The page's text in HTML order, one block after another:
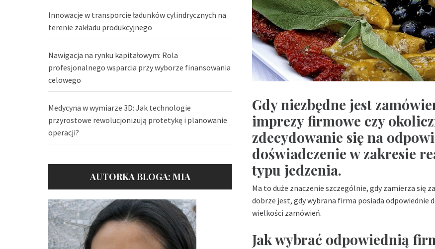
Gdy niezbędne jest
imprezy firmowe czy
zdecydowanie się na
doświadczenie w zakresie
typu jedzenia.
Ma to duże znaczenie szczególnie, gdy zamierza się
dobrze jest, gdy wybrana firma posiada odpowiednie
wielkości zamówień.
Jak wybrać odpowiednią
Innowacje w transporcie ładunków cylindrycznych na
terenie zakładu produkcyjnego
Nawigacja na rynku kapitałowym: Rola
profesjonalnego wsparcia przy wyborze finansowania
celowego
Medycyna w wymiarze 3D: Jak technologie
przyrostowe rewolucjonizują protetykę i planowanie
operacji?
AUTORKA BLOGA: MIA